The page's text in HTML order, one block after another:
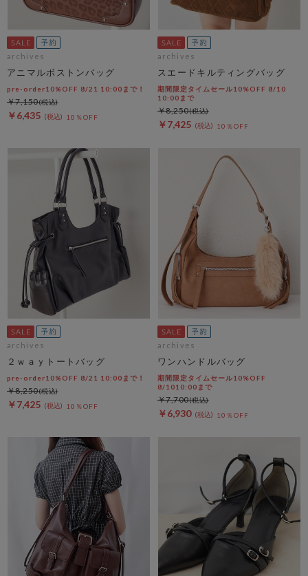
archives
アニマルボストンバッグ
pre-order10%OFF 8/21 10:00まで！
￥6,435 10％OFF
￥7,150
archives
スエードキルティングバッグ
期間限定タイムセール10%OFF 8/10
10:00まで
￥7,425 10％OFF
￥8,250
archives
２ｗａｙトートバッグ
pre-order10%OFF 8/21 10:00まで！
￥7,425 10％OFF
￥8,250
archives
ワンハンドルバッグ
期間限定タイムセール10%OFF
8/1010:00まで
￥6,930 10％OFF
￥7,700